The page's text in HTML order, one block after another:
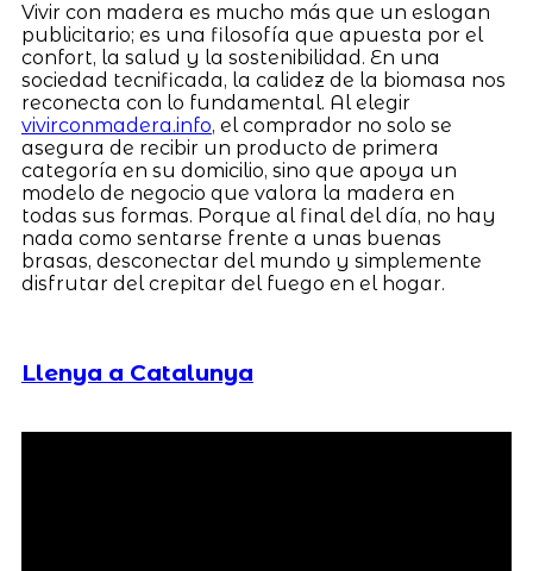
Vivir con madera es mucho más que un eslogan
publicitario; es una filosofía que apuesta por el
confort, la salud y la sostenibilidad. En una
sociedad tecnificada, la calidez de la biomasa nos
reconecta con lo fundamental. Al elegir
vivirconmadera.info, el comprador no solo se
asegura de recibir un producto de primera
categoría en su domicilio, sino que apoya un
modelo de negocio que valora la madera en
todas sus formas. Porque al final del día, no hay
nada como sentarse frente a unas buenas
brasas, desconectar del mundo y simplemente
disfrutar del crepitar del fuego en el hogar.
Llenya a Catalunya